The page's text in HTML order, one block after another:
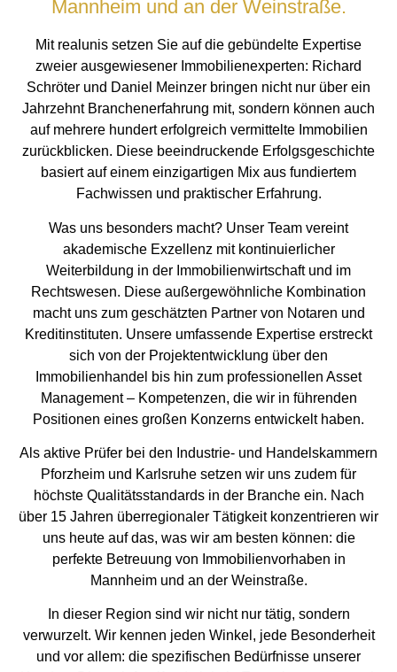
Mannheim und an der Weinstraße.
Mit realunis setzen Sie auf die gebündelte Expertise
zweier ausgewiesener Immobilienexperten: Richard
Schröter und Daniel Meinzer bringen nicht nur über ein
Jahrzehnt Branchenerfahrung mit, sondern können auch
auf mehrere hundert erfolgreich vermittelte Immobilien
zurückblicken. Diese beeindruckende Erfolgsgeschichte
basiert auf einem einzigartigen Mix aus fundiertem
Fachwissen und praktischer Erfahrung.
Was uns besonders macht? Unser Team vereint
akademische Exzellenz mit kontinuierlicher
Weiterbildung in der Immobilienwirtschaft und im
Rechtswesen. Diese außergewöhnliche Kombination
macht uns zum geschätzten Partner von Notaren und
Kreditinstituten. Unsere umfassende Expertise erstreckt
sich von der Projektentwicklung über den
Immobilienhandel bis hin zum professionellen Asset
Management – Kompetenzen, die wir in führenden
Positionen eines großen Konzerns entwickelt haben.
Als aktive Prüfer bei den Industrie- und Handelskammern
Pforzheim und Karlsruhe setzen wir uns zudem für
höchste Qualitätsstandards in der Branche ein. Nach
über 15 Jahren überregionaler Tätigkeit konzentrieren wir
uns heute auf das, was wir am besten können: die
perfekte Betreuung von Immobilienvorhaben in
Mannheim und an der Weinstraße.
In dieser Region sind wir nicht nur tätig, sondern
verwurzelt. Wir kennen jeden Winkel, jede Besonderheit
und vor allem: die spezifischen Bedürfnisse unserer